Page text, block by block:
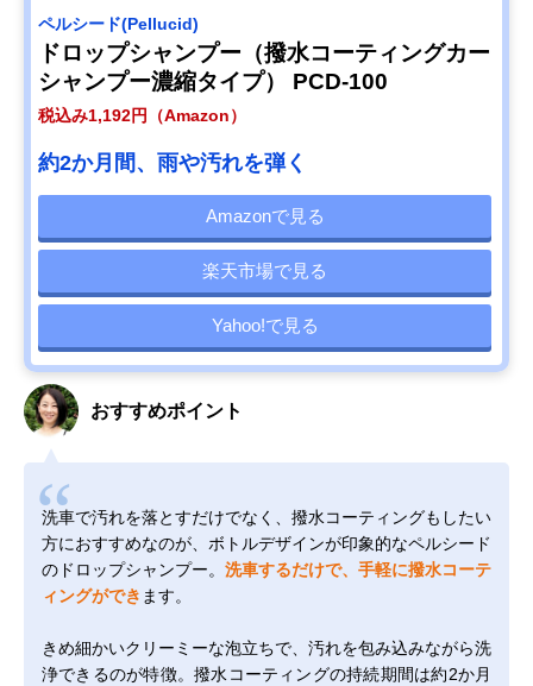
ペルシード(Pellucid)
ドロップシャンプー（撥水コーティングカー
シャンプー濃縮タイプ） PCD-100
税込み1,192円（Amazon）
約2か月間、雨や汚れを弾く
Amazonで見る
楽天市場で見る
Yahoo!で見る
おすすめポイント
洗車で汚れを落とすだけでなく、撥水コーティングもしたい
方におすすめなのが、ボトルデザインが印象的なペルシード
のドロップシャンプー。 洗車するだけで、手軽に撥水コーテ
ィングができ ます。
きめ細かいクリーミーな泡立ちで、汚れを包み込みながら洗
浄できるのが特徴。撥水コーティングの持続期間は約2か月